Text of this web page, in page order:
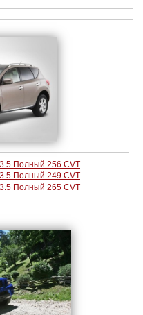
Полный 256 CVT
Полный 249 CVT
Полный 265 CVT